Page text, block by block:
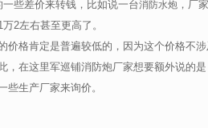
些差价来转钱，比如说一台消防水炮，厂
2左右甚至更高了。
价格肯定是普遍较低的，因为这个价格不
，在这里军巡铺消防炮厂家想要额外说的
生产厂家来询价。